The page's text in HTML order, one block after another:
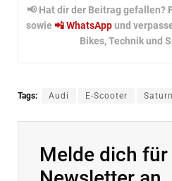
📢 Hat dir der Beitrag gefallen?
sowie 📲 WhatsAppund
Bikes, Technik und
Tags: Audi E-Scooter Saturn
Melde dich für